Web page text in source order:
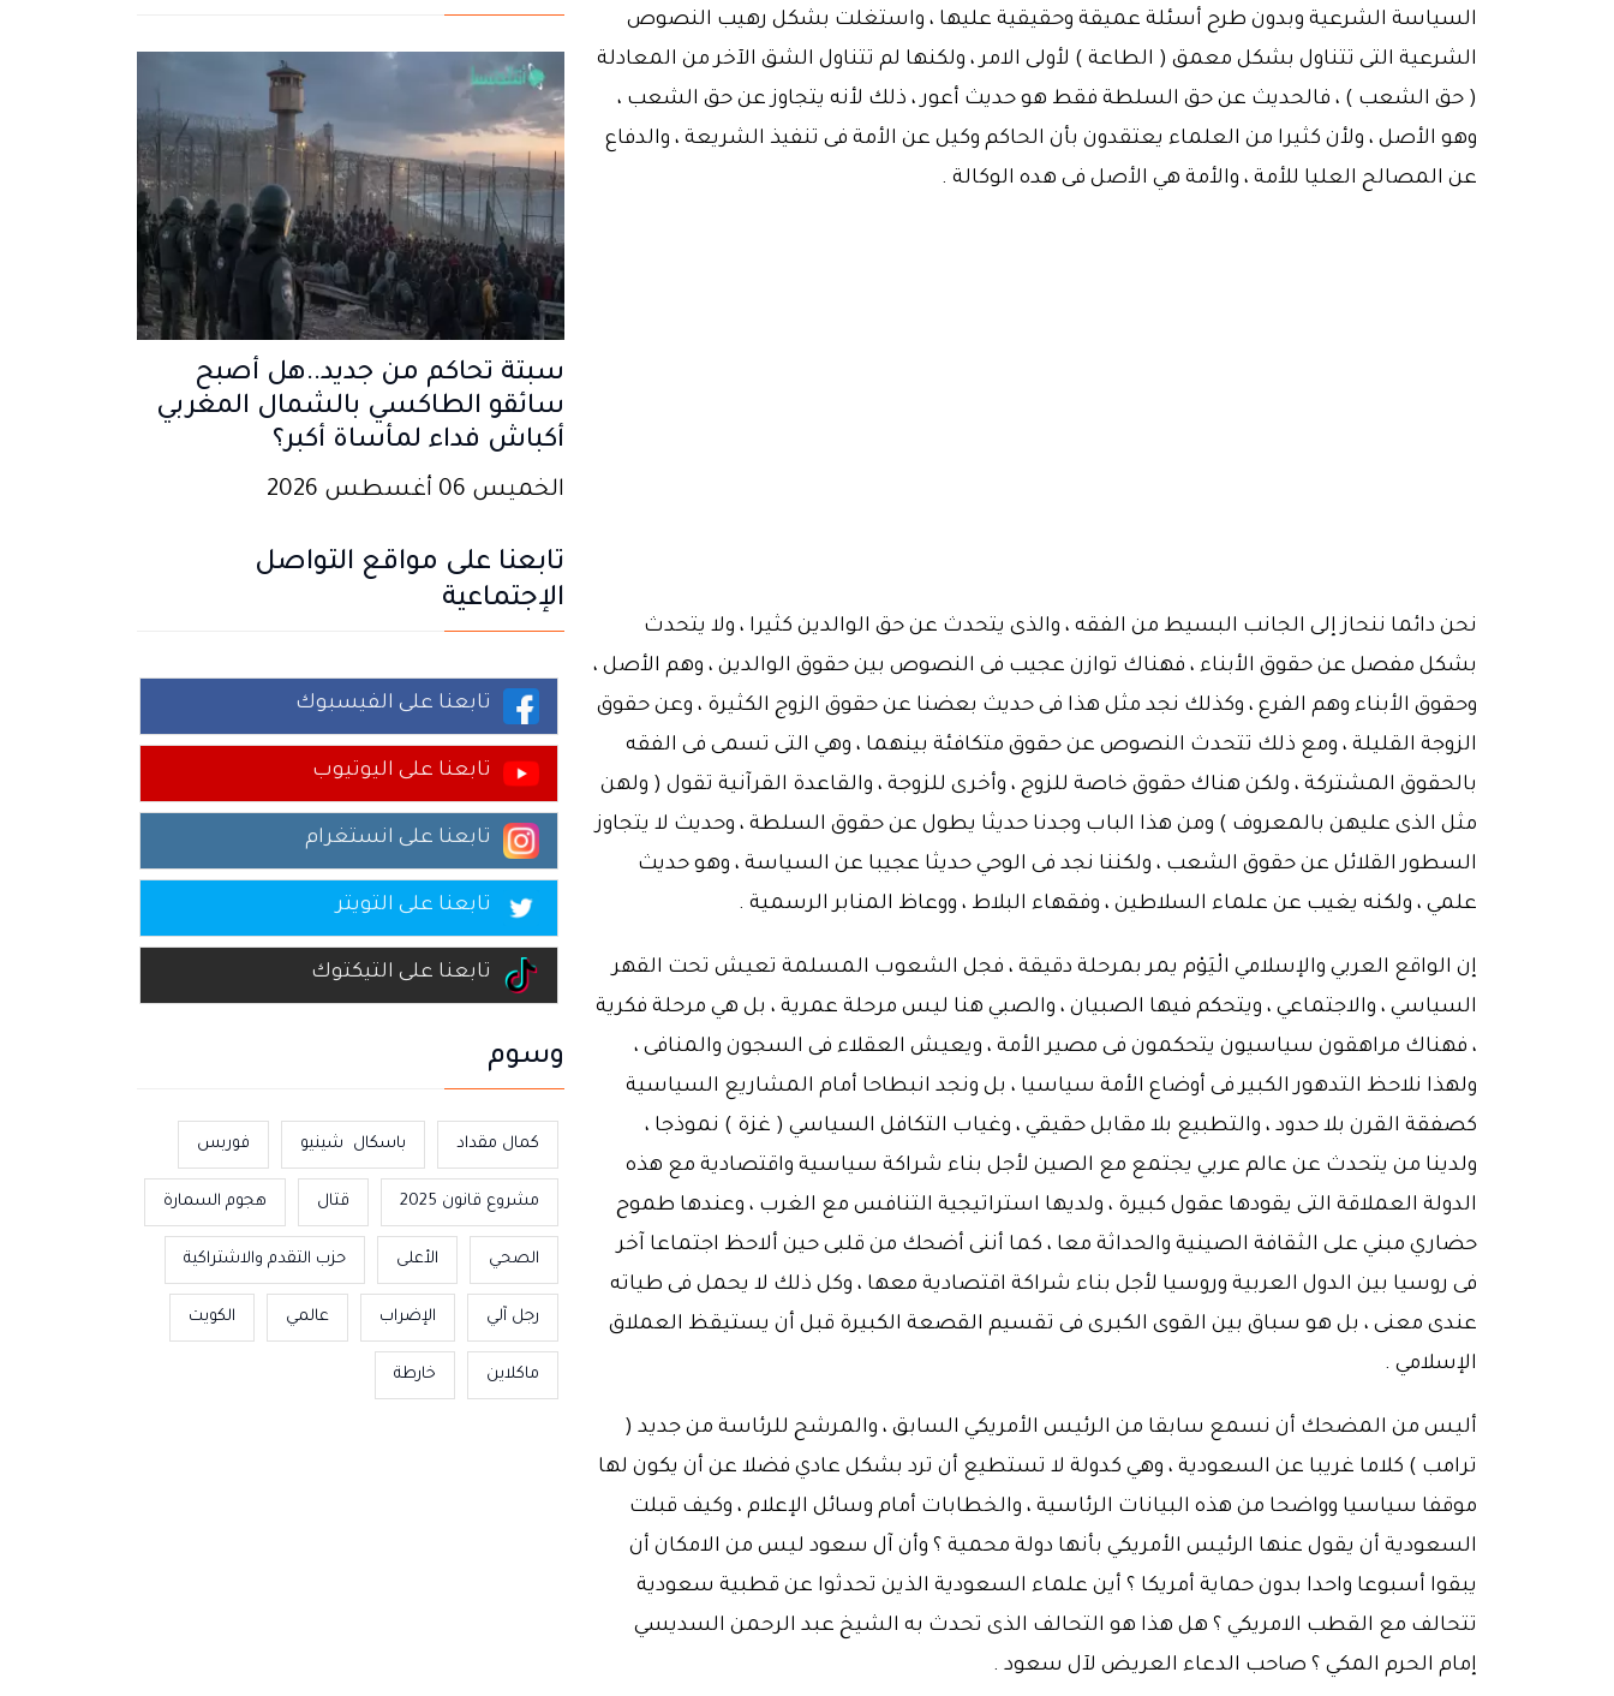
السياسة الشرعية وبدون طرح أسئلة عميقة وحقيقية عليها ، واستغلت بشكل رهيب النصوص
الشرعية التى تتناول بشكل معمق ( الطاعة ) لأولى الامر ، ولكنها لم تتناول الشق الآخر من المعادلة
( حق الشعب ) ، فالحديث عن حق السلطة فقط هو حديث أعور ، ذلك لأنه يتجاوز عن حق الشعب ،
وهو الأصل ، ولأن كثيرا من العلماء يعتقدون بأن الحاكم وكيل عن الأمة فى تنفيذ الشريعة ، والدفاع
عن المصالح العليا للأمة ، والأمة هي الأصل فى هده الوكالة .
نحن دائما ننحاز إلى الجانب البسيط من الفقه ، والذى يتحدث عن حق الوالدين كثيرا ، ولا يتحدث
بشكل مفصل عن حقوق الأبناء ، فهناك توازن عجيب فى النصوص بين حقوق الوالدين ، وهم الأصل ،
وحقوق الأبناء وهم الفرع ، وكذلك نجد مثل هذا فى حديث بعضنا عن حقوق الزوج الكثيرة ، وعن حقوق
الزوجة القليلة ، ومع ذلك تتحدث النصوص عن حقوق متكافئة بينهما ، وهي التى تسمى فى الفقه
بالحقوق المشتركة ، ولكن هناك حقوق خاصة للزوج ، وأخرى للزوجة ، والقاعدة القرآنية تقول ( ولهن
مثل الذى عليهن بالمعروف ) ومن هذا الباب وجدنا حديثا يطول عن حقوق السلطة ، وحديث لا يتجاوز
السطور القلائل عن حقوق الشعب ، ولكننا نجد فى الوحي حديثا عجيبا عن السياسة ، وهو حديث
علمي ، ولكنه يغيب عن علماء السلاطين ، وفقهاء البلاط ، ووعاظ المنابر الرسمية .
إن الواقع العربي والإسلامي الْيَوْم يمر بمرحلة دقيقة ، فجل الشعوب المسلمة تعيش تحت القهر
السياسي ، والاجتماعي ، ويتحكم فيها الصبيان ، والصبي هنا ليس مرحلة عمرية ، بل هي مرحلة فكرية
، فهناك مراهقون سياسيون يتحكمون فى مصير الأمة ، ويعيش العقلاء فى السجون والمنافى ،
ولهذا نلاحظ التدهور الكبير فى أوضاع الأمة سياسيا ، بل ونجد انبطاحا أمام المشاريع السياسية
كصفقة القرن بلا حدود ، والتطبيع بلا مقابل حقيقي ، وغياب التكافل السياسي ( غزة ) نموذجا ،
ولدينا من يتحدث عن عالم عربي يجتمع مع الصين لأجل بناء شراكة سياسية واقتصادية مع هذه
الدولة العملاقة التى يقودها عقول كبيرة ، ولديها استراتيجية التنافس مع الغرب ، وعندها طموح
حضاري مبني على الثقافة الصينية والحداثة معا ، كما أننى أضحك من قلبى حين ألاحظ اجتماعا آخر
فى روسيا بين الدول العربية وروسيا لأجل بناء شراكة اقتصادية معها ، وكل ذلك لا يحمل فى طياته
عندى معنى ، بل هو سباق بين القوى الكبرى فى تقسيم القصعة الكبيرة قبل أن يستيقظ العملاق
الإسلامي .
أليس من المضحك أن نسمع سابقا من الرئيس الأمريكي السابق ، والمرشح للرئاسة من جديد (
ترامب ) كلاما غريبا عن السعودية ، وهي كدولة لا تستطيع أن ترد بشكل عادي فضلا عن أن يكون لها
موقفا سياسيا وواضحا من هذه البيانات الرئاسية ، والخطابات أمام وسائل الإعلام ، وكيف قبلت
السعودية أن يقول عنها الرئيس الأمريكي بأنها دولة محمية ؟ وأن آل سعود ليس من الامكان أن
يبقوا أسبوعا واحدا بدون حماية أمريكا ؟ أين علماء السعودية الذين تحدثوا عن قطبية سعودية
تتحالف مع القطب الامريكي ؟ هل هذا هو التحالف الذى تحدث به الشيخ عبد الرحمن السديسي
إمام الحرم المكي ؟ صاحب الدعاء العريض لآل سعود .
سبتة تحاكم من جديد..هل أصبح
سائقو الطاكسي بالشمال المغربي
أكباش فداء لمأساة أكبر؟
الخميس 06 أغسطس 2026
تابعنا على مواقع التواصل
الإجتماعية
تابعنا على الفيسبوك
تابعنا على اليوتيوب
تابعنا على انستغرام
تابعنا على التويتر
تابعنا على التيكتوك
وسوم
كمال مقداد باسكال شينيو فوربس
مشروع قانون 2025 قتال هجوم السمارة
الصحي الأعلى حزب التقدم والاشتراكية
رجل آلي الإضراب عالمي الكويت
ماكلاين خارطة